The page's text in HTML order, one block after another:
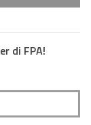
di FPA!